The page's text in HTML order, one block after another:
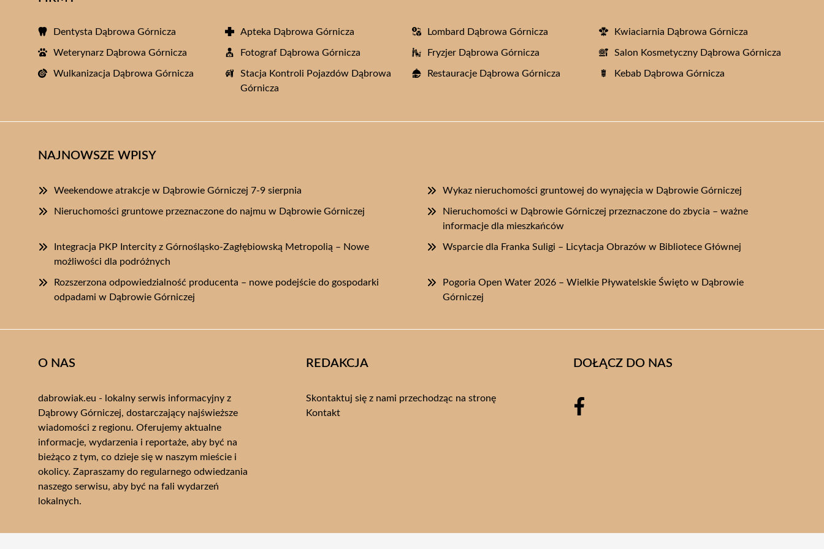
Dentysta Dąbrowa Górnicza Apteka Dąbrowa Górnicza Lombard Dąbrowa Górnicza Kwiaciarnia Dąbrowa Górnicza
Weterynarz Dąbrowa Górnicza Fotograf Dąbrowa Górnicza Fryzjer Dąbrowa Górnicza Salon Kosmetyczny Dąbrowa Górnicza
Wulkanizacja Dąbrowa Górnicza
Stacja Kontroli Pojazdów Dąbrowa
Górnicza
Restauracje Dąbrowa Górnicza Kebab Dąbrowa Górnicza
NAJNOWSZE WPISY
Weekendowe atrakcje w Dąbrowie Górniczej 7-9 sierpnia Wykaz nieruchomości gruntowej do wynajęcia w Dąbrowie Górniczej
Nieruchomości gruntowe przeznaczone do najmu w Dąbrowie Górniczej
Nieruchomości w Dąbrowie Górniczej przeznaczone do zbycia – ważne
informacje dla mieszkańców
Integracja PKP Intercity z Górnośląsko-Zagłębiowską Metropolią – Nowe
możliwości dla podróżnych
Wsparcie dla Franka Suligi – Licytacja Obrazów w Bibliotece Głównej
Rozszerzona odpowiedzialność producenta – nowe podejście do gospodarki
odpadami w Dąbrowie Górniczej
Pogoria Open Water 2026 – Wielkie Pływatelskie Święto w Dąbrowie
Górniczej
O NAS
dabrowiak.eu - lokalny serwis informacyjny z
Dąbrowy Górniczej, dostarczający najświeższe
wiadomości z regionu. Oferujemy aktualne
informacje, wydarzenia i reportaże, aby być na
bieżąco z tym, co dzieje się w naszym mieście i
okolicy. Zapraszamy do regularnego odwiedzania
naszego serwisu, aby być na fali wydarzeń
lokalnych.
REDAKCJA
Skontaktuj się z nami przechodząc na stronę
Kontakt
DOŁĄCZ DO NAS